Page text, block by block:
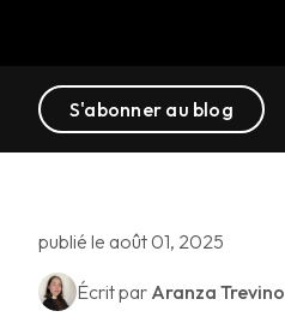
S'abonner au blog
publié le août 01, 2025
Écrit par Aranza Trevino